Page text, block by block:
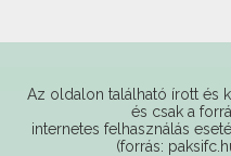
Az oldalon található írott és
és csak a
internetes felhasználás
(forrás: